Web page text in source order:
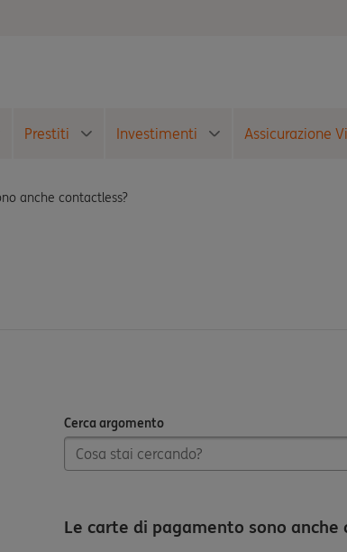
Prestiti Investimenti Assicurazione
anche contactless?
Cerca argomento
Cerca argomento
Le carte di pagamento sono anche